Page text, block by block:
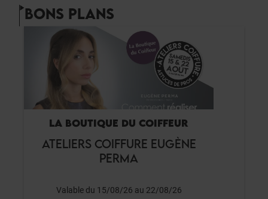
BONS PLANS
LA BOUTIQUE DU COIFFEUR
ATELIERS COIFFURE EUGÈNE
PERMA
Valable du 15/08/26 au 22/08/26